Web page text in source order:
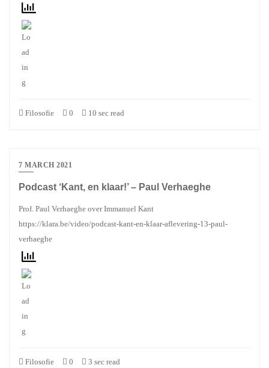
Filosofie 0 10 sec read
7 MARCH 2021
Podcast ‘Kant, en klaar!’ – Paul Verhaeghe
Prof. Paul Verhaeghe over Immanuel Kant
https://klara.be/video/podcast-kant-en-klaar-aflevering-13-paul-
verhaeghe
Filosofie 0 3 sec read